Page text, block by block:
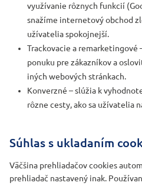
využívanie rôznych funkcií
snažíme internetový obchod
užívatelia spokojnejší.
Trackovacie a
ponuku pre zákazníkov a
iných webových stránkach.
Konverzné – slúžia k
rôzne cesty, ako sa užívatelia
Súhlas s ukladaním
Väčšina prehliadačov cookies
prehliadač nastavený inak.